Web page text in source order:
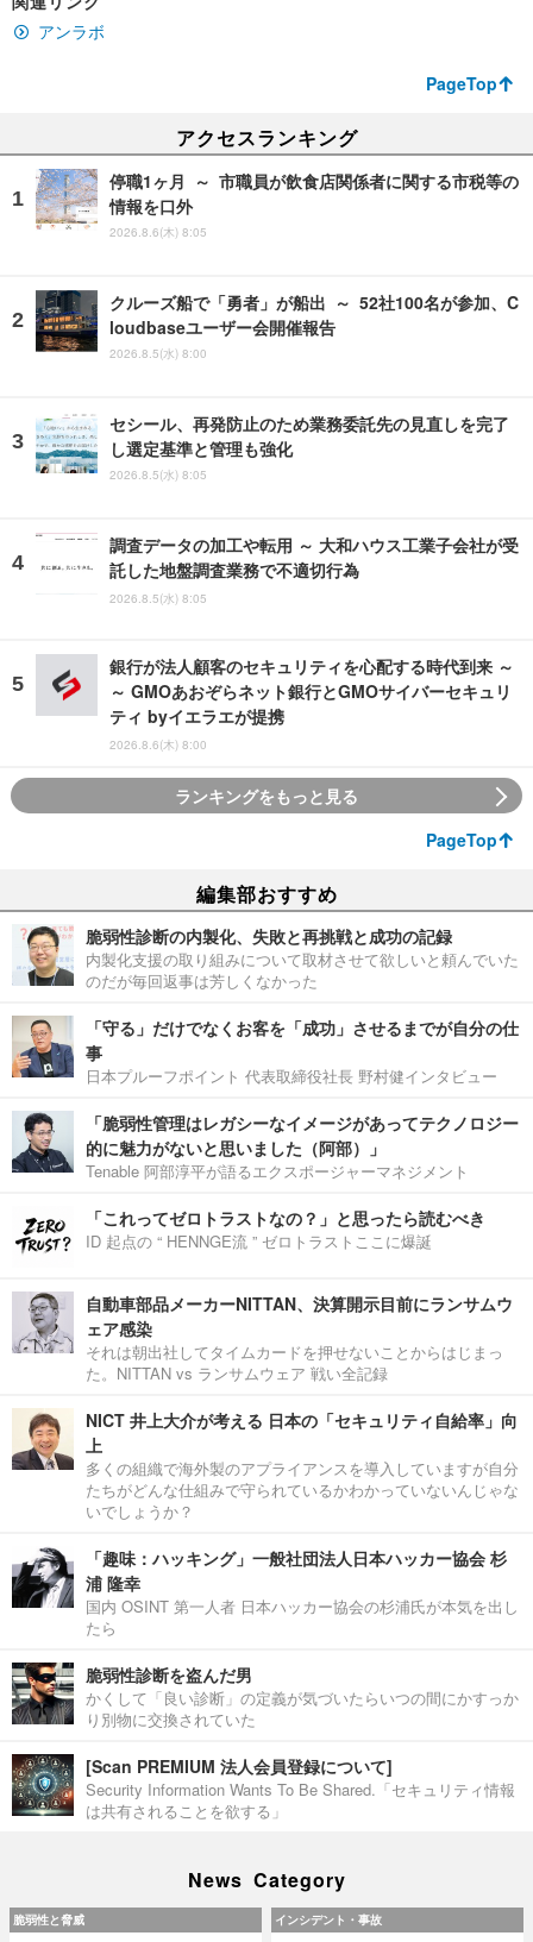
アンラボ
PageTop
アクセスランキング
停職1ヶ月 ～ 市職員が飲食店関係者に関する市税等の
情報を口外
2026.8.6(木) 8:05
クルーズ船で「勇者」が船出 ～ 52社100名が参加、C
loudbaseユーザー会開催報告
2026.8.5(水) 8:00
セシール、再発防止のため業務委託先の見直しを完了
し選定基準と管理も強化
2026.8.5(水) 8:05
調査データの加工や転用 ～ 大和ハウス工業子会社が受
託した地盤調査業務で不適切行為
2026.8.5(水) 8:05
銀行が法人顧客のセキュリティを心配する時代到来 ～
～ GMOあおぞらネット銀行とGMOサイバーセキュリ
ティ byイエラエが提携
2026.8.6(木) 8:00
ランキングをもっと見る
PageTop
編集部おすすめ
脆弱性診断の内製化、失敗と再挑戦と成功の記録
内製化支援の取り組みについて取材させて欲しいと頼んでいた
のだが毎回返事は芳しくなかった
「守る」だけでなくお客を「成功」させるまでが自分の仕
事
日本プルーフポイント 代表取締役社長 野村健インタビュー
「脆弱性管理はレガシーなイメージがあってテクノロジー
的に魅力がないと思いました（阿部）」
Tenable 阿部淳平が語るエクスポージャーマネジメント
「これってゼロトラストなの？」と思ったら読むべき
ID 起点の “ HENNGE流 ” ゼロトラストここに爆誕
自動車部品メーカーNITTAN、決算開示目前にランサムウ
ェア感染
それは朝出社してタイムカードを押せないことからはじまっ
た。NITTAN vs ランサムウェア 戦い全記録
NICT 井上大介が考える 日本の「セキュリティ自給率」向
上
多くの組織で海外製のアプライアンスを導入していますが自分
たちがどんな仕組みで守られているかわかっていないんじゃな
いでしょうか？
「趣味：ハッキング」一般社団法人日本ハッカー協会 杉
浦 隆幸
国内 OSINT 第一人者 日本ハッカー協会の杉浦氏が本気を出し
たら
脆弱性診断を盗んだ男
かくして「良い診断」の定義が気づいたらいつの間にかすっか
り別物に交換されていた
[Scan PREMIUM 法人会員登録について]
Security Information Wants To Be Shared.「セキュリティ情報
は共有されることを欲する」
News Category
脆弱性と脅威 インシデント・事故